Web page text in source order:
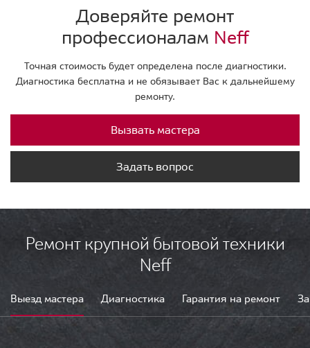
Доверяйте ремонт
профессионалам Neff
Точная стоимость будет определена после диагностики.
Диагностика бесплатна и не обязывает Вас к дальнейшему
ремонту.
Вызвать мастера
Задать вопрос
Ремонт крупной бытовой техники
Neff
Выезд мастера Диагностика Гарантия на ремонт